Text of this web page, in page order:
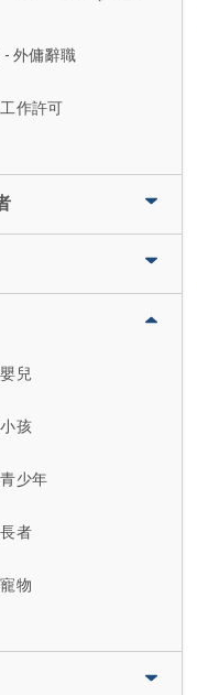
- 外傭辭職
作許可
兒
孩
少年
者
物